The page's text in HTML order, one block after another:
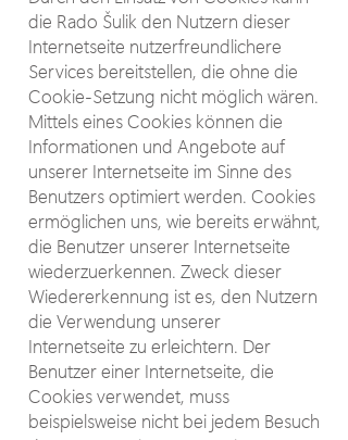
die Rado Šulik den Nutzern dieser
Internetseite nutzerfreundlichere
Services bereitstellen, die ohne die
Cookie-Setzung nicht möglich wären.
Mittels eines Cookies können die
Informationen und Angebote auf
unserer Internetseite im Sinne des
Benutzers optimiert werden. Cookies
ermöglichen uns, wie bereits erwähnt,
die Benutzer unserer Internetseite
wiederzuerkennen. Zweck dieser
Wiedererkennung ist es, den Nutzern
die Verwendung unserer
Internetseite zu erleichtern. Der
Benutzer einer Internetseite, die
Cookies verwendet, muss
beispielsweise nicht bei jedem Besuch